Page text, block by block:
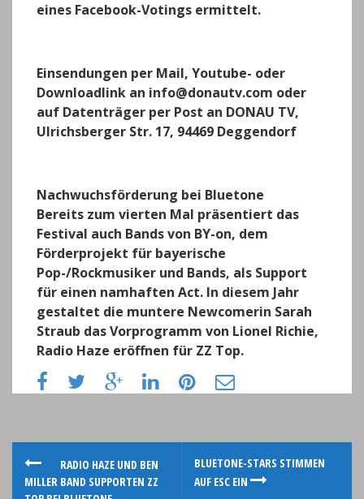
eines Facebook-Votings ermittelt.
Einsendungen per Mail, Youtube- oder
Downloadlink an info@donautv.com oder
auf Datenträger per Post an DONAU TV,
Ulrichsberger Str. 17, 94469 Deggendorf
Nachwuchsförderung bei Bluetone
Bereits zum vierten Mal präsentiert das
Festival auch Bands von BY-on, dem
Förderprojekt für bayerische
Pop-/Rockmusiker und Bands, als Support
für einen namhaften Act. In diesem Jahr
gestaltet die muntere Newcomerin Sarah
Straub das Vorprogramm von Lionel Richie,
Radio Haze eröffnen für ZZ Top.
P
RADIO HAZE UND BEN
MILLER BAND SUPPORTEN ZZ
BLUETONE-STARS STIMMEN
AUF ESC EIN